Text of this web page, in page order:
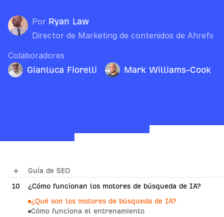
Por Ryan Law
Director de Marketing de contenidos de Ahrefs
Colaboradores
Gianluca Fiorelli Mark Williams-Cook
Guía de SEO
01 ¿Cómo funcionan los motores de búsqueda?
Fundamentos de SEO
10
¿Cómo funcionan los motores de búsqueda de IA?
¿Qué son los motores de búsqueda de IA?
Cómo funciona el entrenamiento